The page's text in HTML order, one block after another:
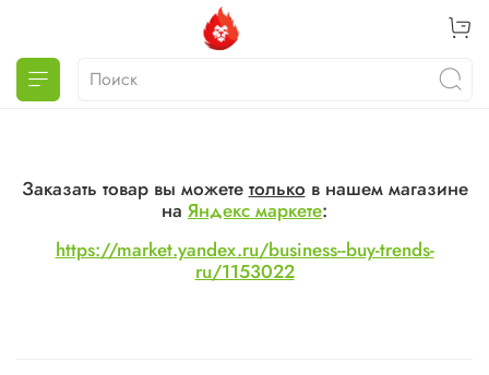
Заказать товар вы можете только в нашем магазине
на Яндекс маркете:
https://market.yandex.ru/business--buy-trends-
ru/1153022